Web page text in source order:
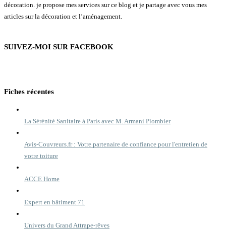
décoration. je propose mes services sur ce blog et je partage avec vous mes
articles sur la décoration et l’aménagement.
SUIVEZ-MOI SUR FACEBOOK
Fiches récentes
La Sérénité Sanitaire à Paris avec M. Armani Plombier
Avis-Couvreurs.fr : Votre partenaire de confiance pour l'entretien de
votre toiture
ACCE Home
Expert en bâtiment 71
Univers du Grand Attrape-rêves